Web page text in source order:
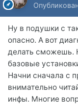
Ну в подушки с
опасно. А вот
делать сможешь.
базовые
Начни сначала с
внимательно
инфы. Многие